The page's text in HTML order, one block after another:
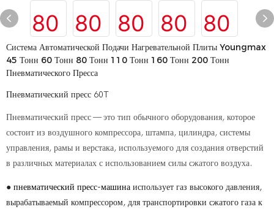
Система Автоматической Подачи Нагревательной Плиты Youngmax
45 Тонн 60 Тонн 80 Тонн 110 Тонн 160 Тонн 200 Тонн
Пневматического Пресса
Пневматический пресс 60T
Пневматический пресс — это тип обычного оборудования, которое
состоит из воздушного компрессора, штампа, цилиндра, системы
управления, рамы и верстака, используемого для создания отверстий
в различных материалах с использованием силы сжатого воздуха.
● пневматический пресс-машина использует газ высокого давления,
вырабатываемый компрессором, для транспортировки сжатого газа к